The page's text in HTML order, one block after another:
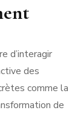
d’interagir
des
comme la
de